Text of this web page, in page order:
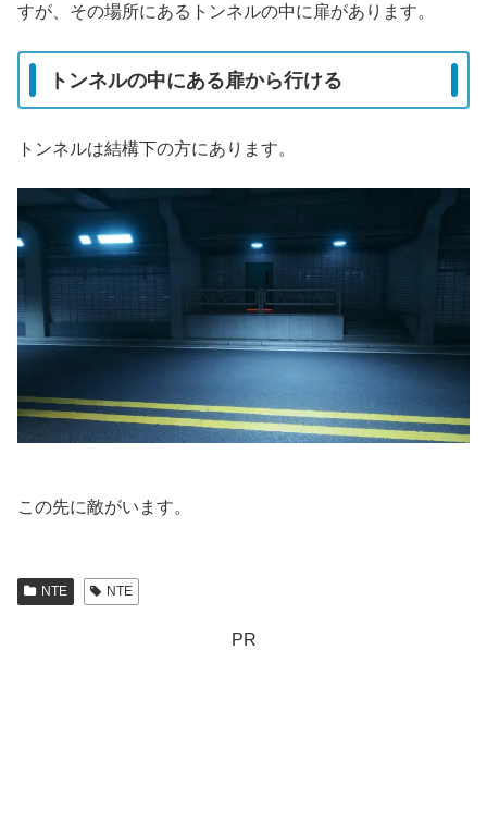
すが、その場所にあるトンネルの中に扉があります。
トンネルの中にある扉から行ける
トンネルは結構下の方にあります。
この先に敵がいます。
NTE NTE
PR